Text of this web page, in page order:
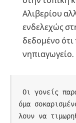
Αλιβερίου
ενδελεχώς
δεδομένο ότι
νηπιαγωγείο.
Οι γονείς παραμένουν σύμφωνα με πληροφορίες ακ
όμα
λουν να